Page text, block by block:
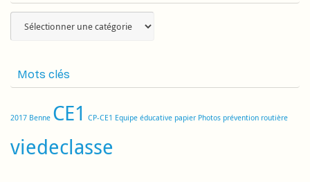
Mots clés
2017 Benne CE1 CP-CE1 Equipe éducative papier Photos prévention routière
viedeclasse